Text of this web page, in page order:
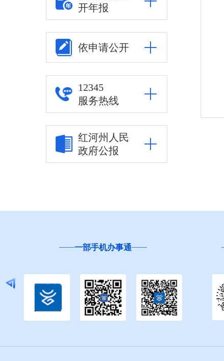
自然资源
公安司法
重点领域信息公开
审批改革
住房保障信息公开
市场监管信息公开
办事指南
公示公告
财政信息公开
开年报
依申请公开
12345
服务热线
红河州人民
政府公报
一部手机办事通